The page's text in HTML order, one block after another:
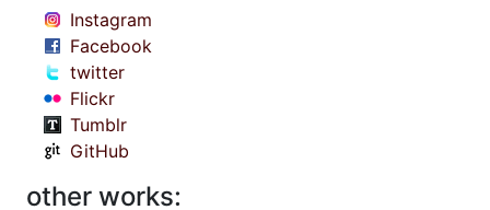
Instagram
Facebook
twitter
Flickr
Tumblr
GitHub
other works: